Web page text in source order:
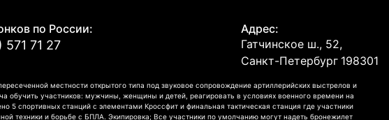
по России:
571 71 27
Адрес:
Гатчинское ш., 52,
Санкт-Петербург 198301
местности открытого типа под звуковое сопровождение артиллерийских выстрелов и
обучить участников: мужчины, женщины и детей, реагировать в условиях военного времени на
5 спортивных станций с элементами Кроссфит и финальная тактическая станция где участники
техники и борьбе с БПЛА. Экипировка; Все участники по умолчанию могут надеть бронежилет